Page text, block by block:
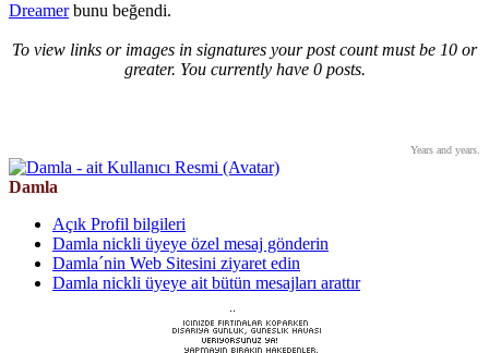
Dreamerbunu beğendi.
To view links or images in signatures your post count must be 10 or
greater. You currently have 0 posts.
Years and years.
Damla
Açık Profil bilgileri
Damla nickli üyeye özel mesaj gönderin
Damla´nin Web Sitesini ziyaret edin
Damla nickli üyeye ait bütün mesajları arattır